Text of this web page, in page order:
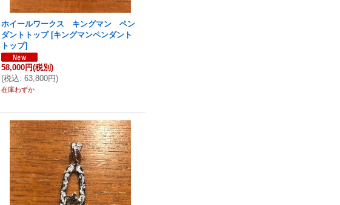
ホイールワークス キングマン ペン
ダントトップ [キングマンペンダント
トップ]
58,000円(税別)
(税込: 63,800円)
在庫わずか